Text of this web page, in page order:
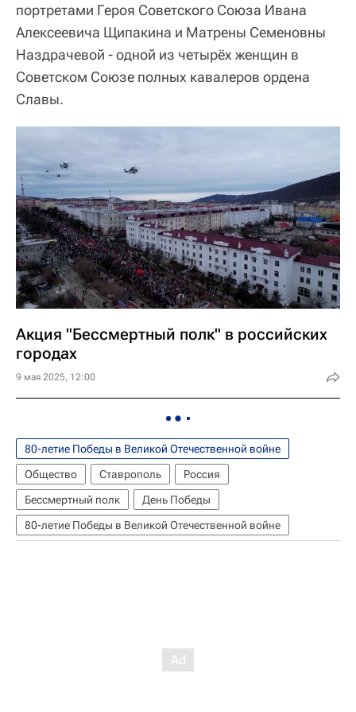
портретами Героя Советского Союза Ивана
Алексеевича Щипакина и Матрены Семеновны
Наздрачевой - одной из четырёх женщин в
Советском Союзе полных кавалеров ордена
Славы.
Акция "Бессмертный полк" в российских
городах
9 мая 2025, 12:00
80-летие Победы в Великой Отечественной войне
Общество
Ставрополь
Россия
Бессмертный полк
День Победы
80-летие Победы в Великой Отечественной войне